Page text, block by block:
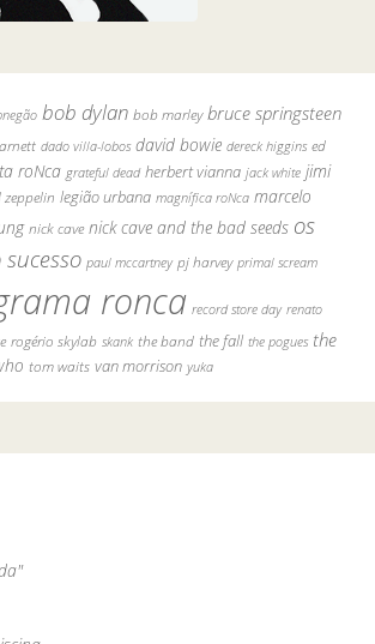
bob dylan bob marley bruce springsteen
dado villa-lobos david bowie dereck higgins ed
roNca grateful dead herbert vianna jack white jimi
zeppelin legião urbana magnífica roNca marcelo
nick cave nick cave and the bad seeds os
paul mccartney pj harvey primal scream
ronca record store day renato
rogério skylab skank the band the fall the pogues the
tom waits van morrison yuka